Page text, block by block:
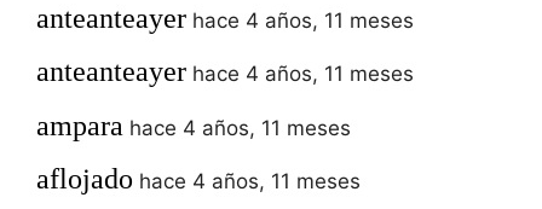
anteanteayer hace 4 años, 11 meses
anteanteayer hace 4 años, 11 meses
ampara hace 4 años, 11 meses
aflojado hace 4 años, 11 meses